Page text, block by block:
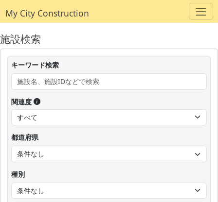
My City Construction
施設検索
キーワード検索
関連度
都道府県
種別